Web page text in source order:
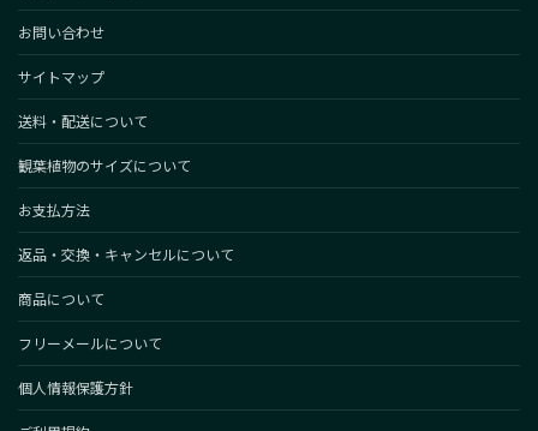
お問い合わせ
サイトマップ
送料・配送について
観葉植物のサイズについて
お支払方法
返品・交換・キャンセルについて
商品について
フリーメールについて
個人情報保護方針